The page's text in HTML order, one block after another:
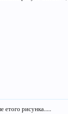
етого рисунка.....